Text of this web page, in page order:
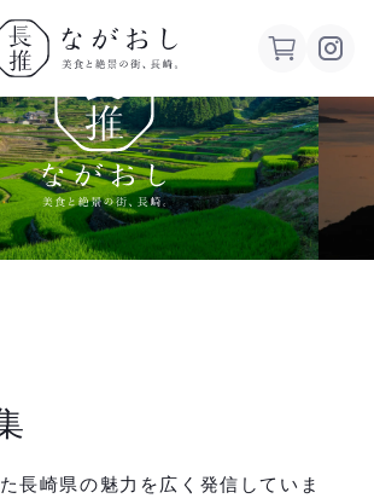
がお
美食
絶景の
長崎県の魅力を広く発信していま